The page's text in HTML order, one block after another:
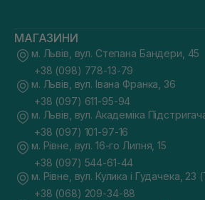
МАГАЗИНИ
м. Львів, вул. Степана Бандери, 45
+38 (098) 778-13-79
м. Львів, вул. Івана Франка, 36
+38 (097) 611-95-94
м. Львів, вул. Академіка
+38 (097) 101-97-16
м. Рівне, вул. 16-го Липня, 15
+38 (097) 544-61-44
м. Рівне, вул. Кулика і Гудачека, 23
+38 (068) 209-34-88